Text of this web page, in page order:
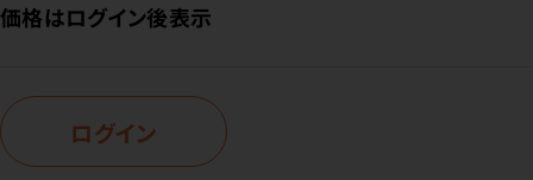
価格はログイン後表示
ログイン